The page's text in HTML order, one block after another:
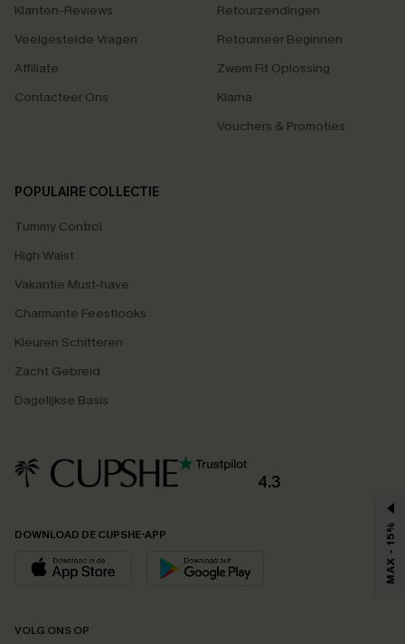
Klanten-Reviews
Veelgestelde Vragen
Affiliate
Contacteer Ons
Retourzendingen
Retourneer Beginnen
Zwem Fit Oplossing
Klarna
Vouchers & Promoties
POPULAIRE COLLECTIE
Tummy Control
High Waist
Vakantie Must-have
Charmante Feestlooks
Kleuren Schitteren
Zacht Gebreid
Dagelijkse Basis
4.3
DOWNLOAD DE CUPSHE-APP
VOLG ONS OP
MAX - 15%